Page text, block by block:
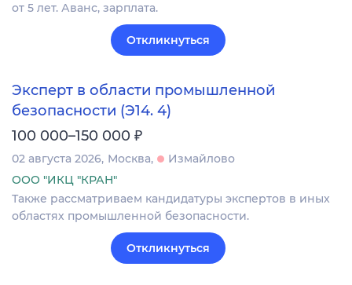
от 5 лет. Аванс, зарплата.
Откликнуться
Эксперт в области промышленной
безопасности (Э14. 4)
100 000–150 000 ₽
02 августа 2026 Москва
Измайлово
ООО "ИКЦ "КРАН"
Также рассматриваем кандидатуры экспертов в иных
областях промышленной безопасности.
Откликнуться